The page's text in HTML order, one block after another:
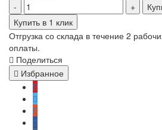
Купить в 1 клик
Отгрузка со склада в течение 2
оплаты.
Поделиться
Избранное